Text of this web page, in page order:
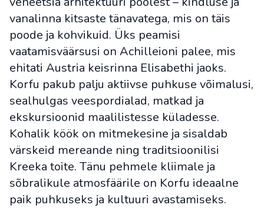
vanalinna kitsaste tänavatega, mis on täis
poode ja kohvikuid. Üks peamisi
vaatamisväärsusi on Achilleioni palee, mis
ehitati Austria keisrinna Elisabethi jaoks.
Korfu pakub palju aktiivse puhkuse võimalusi,
sealhulgas veespordialad, matkad ja
ekskursioonid maalilistesse küladesse.
Kohalik köök on mitmekesine ja sisaldab
värskeid mereande ning traditsioonilisi
Kreeka toite. Tänu pehmele kliimale ja
sõbralikule atmosfäärile on Korfu ideaalne
paik puhkuseks ja kultuuri avastamiseks.